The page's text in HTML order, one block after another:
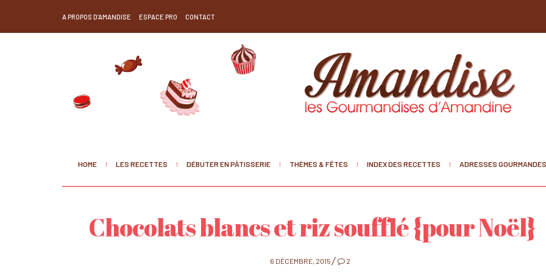
A PROPOS D’AMANDISE ESPACE PRO CONTACT
HOME LES RECETTES DÉBUTER EN PÂTISSERIE THÈMES & FÊTES INDEX DES RECETTES ADRESSES GOURMANDES
Chocolats blancs et riz soufflé {pour Noël}
POSTED
6 DÉCEMBRE, 2015 2